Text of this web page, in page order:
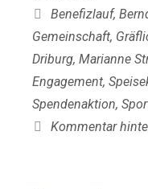
Schlagwörter
Benefizlauf,
Gemeinschaft,
Driburg, Marianne
Engagement,
Spendenaktion,
Kommentar